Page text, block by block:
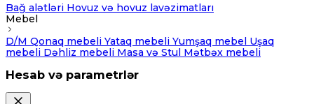
Bağ alətləri Hovuz və hovuz lavəzimatları
Mebel
D/M Qonaq mebeli Yataq mebeli Yumşaq mebel Uşaq
mebeli Dəhliz mebeli Masa və Stul Mətbəx mebeli
Hesab və parametrlər